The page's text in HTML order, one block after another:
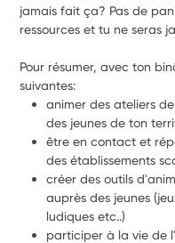
jamais fait ça? Pas de
ressources et tu ne seras
Pour résumer, avec ton
animer des ateliers
des jeunes de ton
être en contact et
des établissements
créer des outils
auprès des jeunes
ludiques etc..)
participer à la vie de